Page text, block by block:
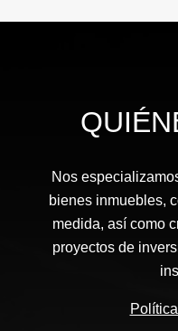
Nos
bienes inmuebles,
medida, así como
proyectos de